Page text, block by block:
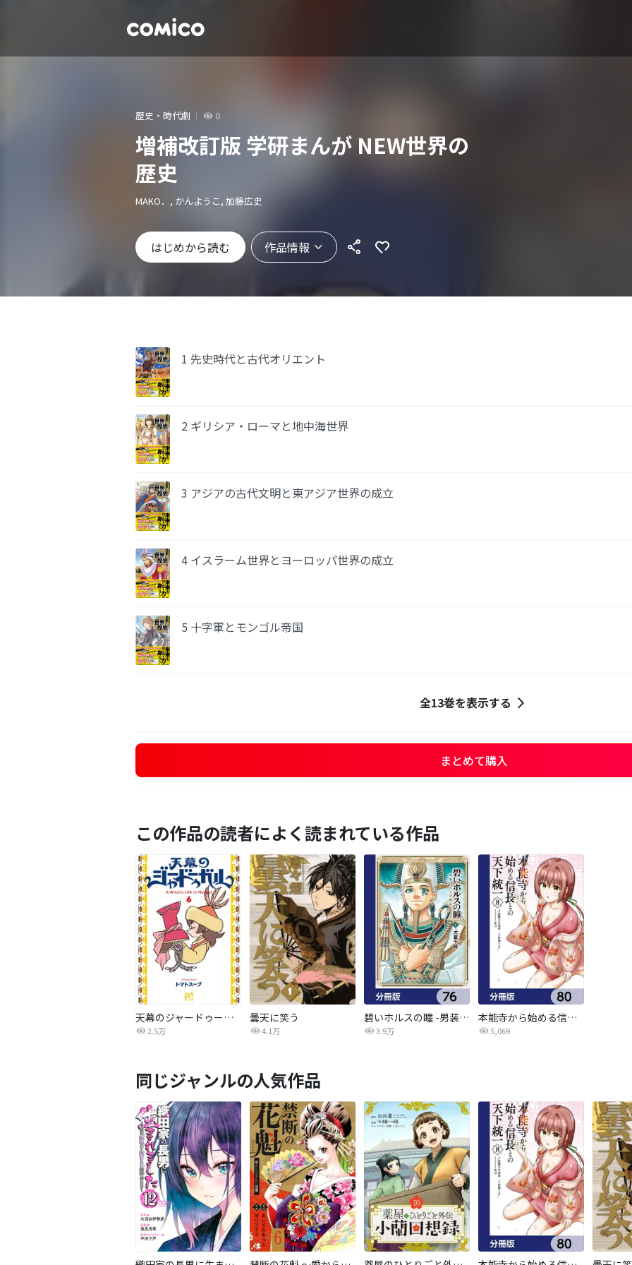
歴史・時代劇 0
増補改訂版 学研まんが NEW世界の
歴史
MAKO．, かんようこ, 加藤広史
はじめから読む 作品情報
1 先史時代と古代オリエント
2 ギリシア・ローマと地中海世界
3 アジアの古代文明と東アジア世界の成立
4 イスラーム世界とヨーロッパ世界の成立
5 十字軍とモンゴル帝国
全13巻を表示する
まとめて購入
この作品の読者によく読まれている作品
天幕のジャードゥーガル
2.5万
曇天に笑う
4.1万
碧いホルスの瞳 -男装の女王の物語-【分冊版】
3.9万
本能寺から始める信長との天下統一【分冊版】
5,069
同じジャンルの人気作品